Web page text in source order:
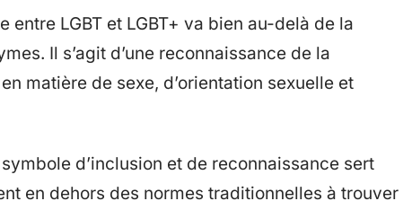
LGBT et LGBT+ va bien au-delà de la
Il s’agit d’une reconnaissance de la
matière de sexe, d’orientation sexuelle et
d’inclusion et de reconnaissance sert
en dehors des normes traditionnelles à trouver